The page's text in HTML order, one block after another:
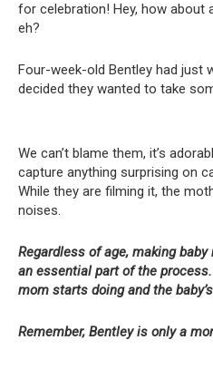
for celebration! Hey, how about
eh?
Four-week-old Bentley had just
decided they wanted to take
We can’t blame them, it’s
capture anything surprising on
While they are filming it, the
noises.
Regardless of age, making
an essential part of the process.
mom starts doing and the
Remember, Bentley is only a